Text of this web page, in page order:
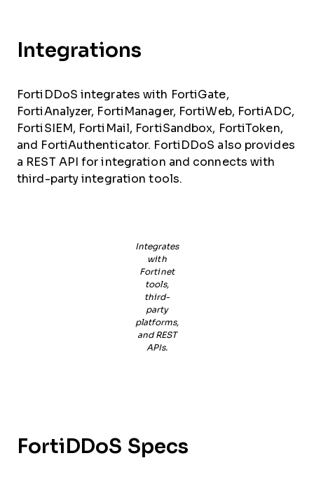
Integrations
FortiDDoS integrates with FortiGate,
FortiAnalyzer, FortiManager, FortiWeb, FortiADC,
FortiSIEM, FortiMail, FortiSandbox, FortiToken,
and FortiAuthenticator. FortiDDoS also provides
a REST API for integration and connects with
third-party integration tools.
Integrates
with
Fortinet
tools,
third-
party
platforms,
and REST
APIs.
FortiDDoS Specs